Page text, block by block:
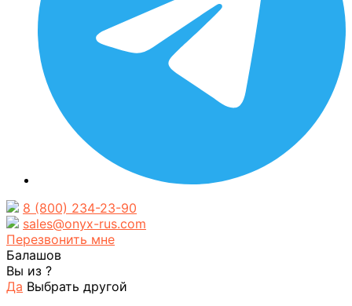
8 (800) 234-23-90
sales@onyx-rus.com
Перезвонить мне
Балашов
Вы из ?
Да Выбрать другой